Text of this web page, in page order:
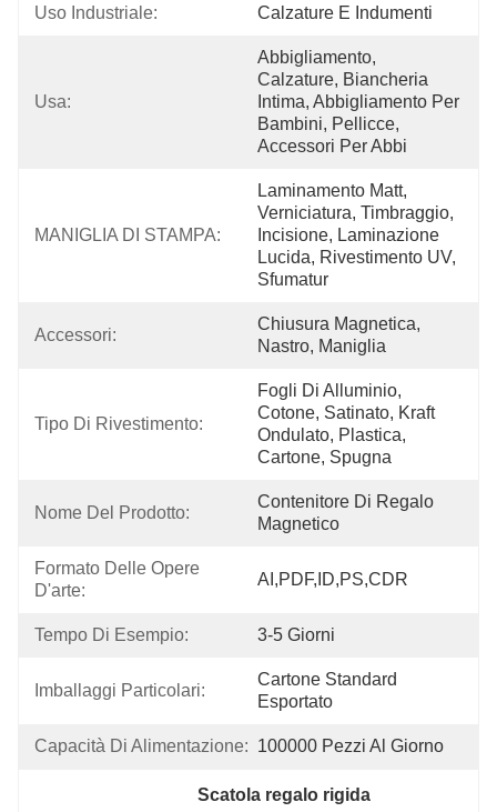
Uso Industriale: Calzature E Indumenti
Usa:
Abbigliamento,
Calzature, Biancheria
Intima, Abbigliamento Per
Bambini, Pellicce,
Accessori Per Abbi
MANIGLIA DI STAMPA:
Laminamento Matt,
Verniciatura, Timbraggio,
Incisione, Laminazione
Lucida, Rivestimento UV,
Sfumatur
Accessori:
Chiusura Magnetica,
Nastro, Maniglia
Tipo Di Rivestimento:
Fogli Di Alluminio,
Cotone, Satinato, Kraft
Ondulato, Plastica,
Cartone, Spugna
Nome Del Prodotto:
Contenitore Di Regalo
Magnetico
Formato Delle Opere
D'arte:
AI,PDF,ID,PS,CDR
Tempo Di Esempio: 3-5 Giorni
Imballaggi Particolari:
Cartone Standard
Esportato
Capacità Di Alimentazione: 100000 Pezzi Al Giorno
Scatola regalo rigida